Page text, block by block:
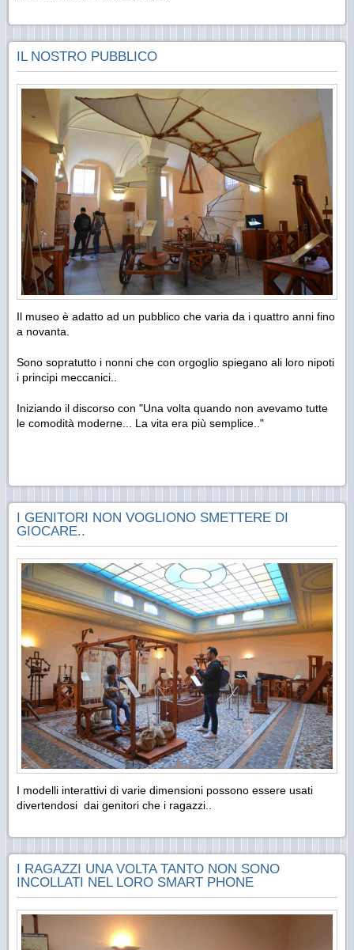
IL NOSTRO PUBBLICO
Il museo è adatto ad un pubblico che varia da i quattro anni fino
a novanta.
Sono sopratutto i nonni che con orgoglio spiegano ali loro nipoti
i principi meccanici..
Iniziando il discorso con "Una volta quando non avevamo tutte
le comodità moderne... La vita era più semplice.."
I GENITORI NON VOGLIONO SMETTERE DI
GIOCARE..
I modelli interattivi di varie dimensioni possono essere usati
divertendosi dai genitori che i ragazzi..
I RAGAZZI UNA VOLTA TANTO NON SONO
INCOLLATI NEL LORO SMART PHONE